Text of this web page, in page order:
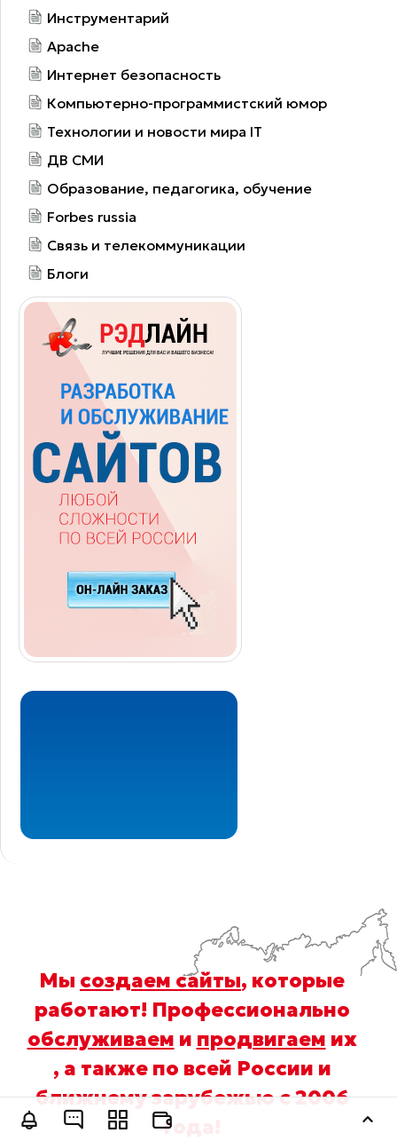
Инструментарий
Apache
Интернет безопасность
Компьютерно-программистский юмор
Технологии и новости мира IT
ДВ СМИ
Образование, педагогика, обучение
Forbes russia
Связь и телекоммуникации
Блоги
Мы создаем сайты, которые
работают! Профессионально
обслуживаем и продвигаем их
, а также по всей России и
ближнему зарубежью с 2006
года
Оставить заявку